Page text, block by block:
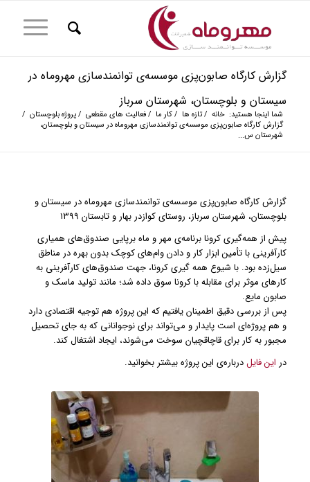
گزارش کارگاه صابون‌پزی موسسه‌ی توانمندسازی مهروماه در
سیستان و بلوچستان، شهرستان سرباز
شما اینجا هستید: خانه / تازه ها / کار ما / فعالیت های مقطعی / پروژه بلوچستان /
گزارش کارگاه صابون‌پزی موسسه‌ی توانمندسازی مهروماه در سیستان و بلوچستان،
شهرستان س...
گزارش کارگاه صابون‌پزی موسسه‌ی توانمندسازی مهروماه در سیستان و
بلوچستان، شهرستان سرباز، روستای کوازدر بهار و تابستان ۱۳۹۹
پیش از همه‌گیری کرونا برنامه‌ی مهر و ماه برپایی صندوق‌های همیاری
کارآفرینی با تأمین ابزار کار و دادن وام‌های کوچک بدون بهره در مناطق
سیل‌‌زده بود. با شیوع همه گیری کرونا، جهت صندوق‌های کارآفرینی به
کارهای موثر برای مقابله با کرونا سوق داده شد؛ مانند تولید ماسک و
صابون مایع.
پس از بررسی دقیق اطمینان یافتیم که این پروژه هم توجیه اقتصادی دارد
و هم پروژه‌ای است پایدار و می‌تواند برای نوجوانانی که به جای تحصیل
مجبور به کار برای قاچاقچیان سوخت می‌شوند، ایجاد اشتغال کند.
در این فایلدرباره‌ی این پروژه بیشتر بخوانید.